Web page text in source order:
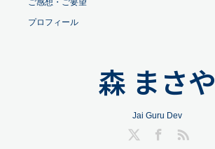
ご感想・ご要望
プロフィール
森 まさや
Jai Guru Dev